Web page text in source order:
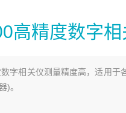
高精度数字相
字相关仪测量精度高，适用于
)。